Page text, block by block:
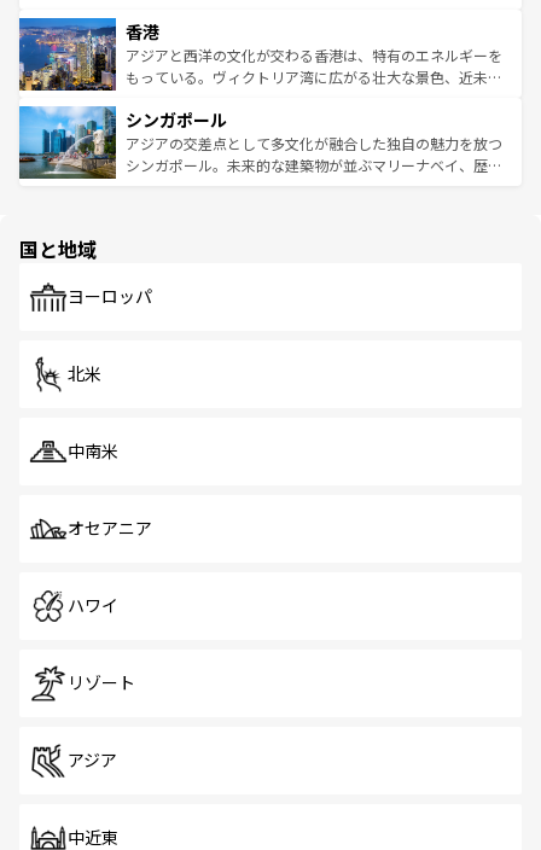
とつ。フォーやバインミー、ベトナムコーヒーなどは、ぜ
ひ現地で味わいたい。どの地域を訪れてもあたたかい人々
が旅行者を迎えてくれるので、きっと忘れられない旅にな
参照してほしい。
の活気が交差している。北部ではチェンマイなどの山岳地
帯で自然と触れ合い、南部ではプーケットやクラビの美し
いビーチでリゾート気分を楽しむことができる。タイ料理
激する。気候は一年中温暖で、どの季節にも異なる楽しみ
が待っている。親しみやすいタイの人々、仏教を中心とし
た文化、そして多様な観光資源が、訪れる旅人を魅了し続
香港
アジアと西洋の文化が交わる香港は、特有のエネルギーを
もっている。ヴィクトリア湾に広がる壮大な景色、近未来
み、どこを訪れても感動するはず。観光スポットが密集し
ており、効率よく見どころを回れるのも魅力。息をのむよ
うな絶景から文化的な体験まで、香港を存分に楽しみ尽く
シンガポール
アジアの交差点として多文化が融合した独自の魅力を放つ
シンガポール。未来的な建築物が並ぶマリーナベイ、歴史
で、ホーカーズは地元の風情を楽しめる外せないスポット
国と地域
ヨーロッパ
北米
中南米
オセアニア
ハワイ
リゾート
アジア
中近東